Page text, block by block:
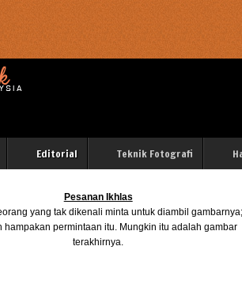
Editorial Teknik Fotografi
Pesanan Ikhlas
yang tak dikenali minta untuk diambil gambarnya;
hampakan permintaan itu. Mungkin itu adalah gambar
terakhirnya.